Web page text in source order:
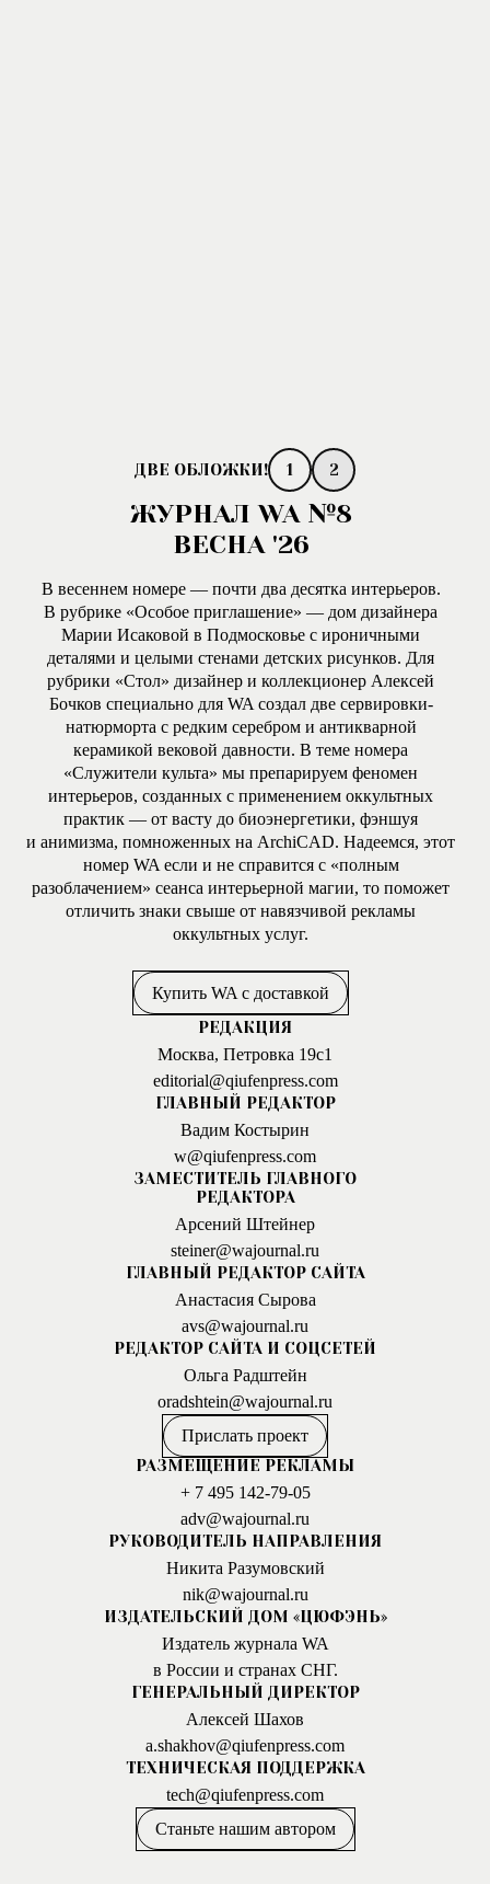
1 2
ЖУРНАЛ WA №8
ВЕСНА '26
В весеннем номере — почти два десятка интерьеров.
В рубрике «Особое приглашение» — дом дизайнера
Марии Исаковой в Подмосковье с ироничными
деталями и целыми стенами детских рисунков. Для
рубрики «Стол» дизайнер и коллекционер Алексей
Бочков специально для WA создал две сервировки-
натюрморта с редким серебром и антикварной
керамикой вековой давности. В теме номера
«Служители культа» мы препарируем феномен
интерьеров, созданных с применением оккультных
практик — от васту до биоэнергетики, фэншуя
и анимизма, помноженных на ArchiCAD. Надеемся, этот
номер WA если и не справится с «полным
разоблачением» сеанса интерьерной магии, то поможет
отличить знаки свыше от навязчивой рекламы
оккультных услуг.
Купить WA с доставкой
РЕДАКЦИЯ
Москва, Петровка 19с1
editorial@qiufenpress.com
ГЛАВНЫЙ РЕДАКТОР
Вадим Костырин
w@qiufenpress.com
ЗАМЕСТИТЕЛЬ ГЛАВНОГО
РЕДАКТОРА
Арсений Штейнер
steiner@wajournal.ru
ГЛАВНЫЙ РЕДАКТОР САЙТА
Анастасия Сырова
avs@wajournal.ru
РЕДАКТОР САЙТА И СОЦСЕТЕЙ
Ольга Радштейн
oradshtein@wajournal.ru
Прислать проект
РАЗМЕЩЕНИЕ РЕКЛАМЫ
+ 7 495 142-79-05
adv@wajournal.ru
РУКОВОДИТЕЛЬ НАПРАВЛЕНИЯ
Никита Разумовский
nik@wajournal.ru
ИЗДАТЕЛЬСКИЙ ДОМ «ЦЮФЭНЬ»
Издатель журнала WA
в России и странах СНГ.
ГЕНЕРАЛЬНЫЙ ДИРЕКТОР
Алексей Шахов
a.shakhov@qiufenpress.com
ТЕХНИЧЕСКАЯ ПОДДЕРЖКА
tech@qiufenpress.com
Станьте нашим автором